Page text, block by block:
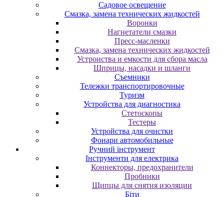
Садовое освещение
Смазка, замена технических жидкостей
Воронки
Нагнетатели смазки
Пресс-масленки
Смазка, замена технических жидкостей
Устроиства и емкости для сбора масла
Шприцы, насадки и шланги
Съемники
Тележки транспортировочные
Туризм
Устройства для диагностика
Стетоскопы
Тестеры
Устройства для очистки
Фонари автомобильные
Ручний інструмент
Інструменти для електрика
Коннекторы, предохранители
Пробники
Щипцы для снятия изоляции
Біти